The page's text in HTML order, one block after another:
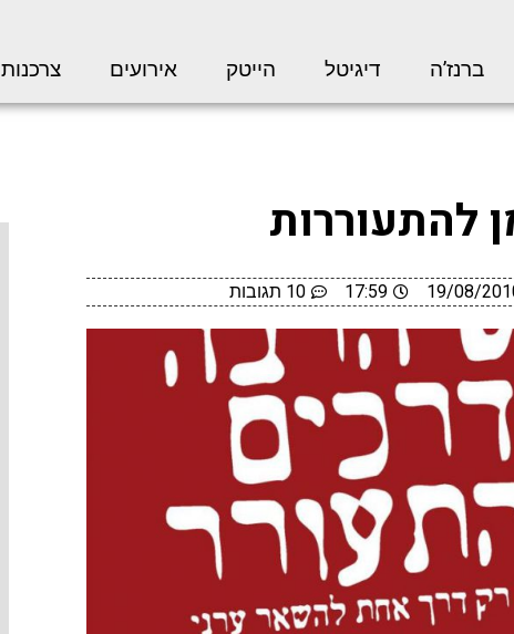
ברנז’ה דיגיטל הייטק אירועים צרכנות
להתעוררות
19/08/
17:59 10 תגובות